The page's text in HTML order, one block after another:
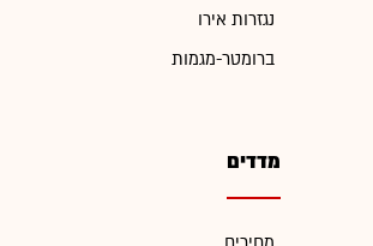
נגזרות אירו
ברומטר-מגמות
מדדים